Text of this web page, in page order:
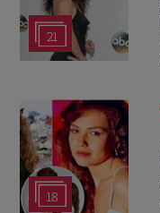
21
18